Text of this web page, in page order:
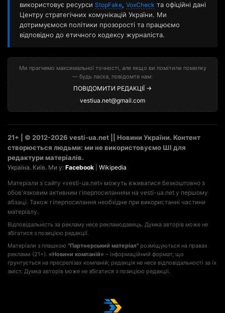
використовує ресурси StopFake, VoxCheck та офіційні дані
Центру стратегічних комунікацій України. Ми
дотримуємося політики прозорості та працюємо
відповідно до етичного кодексу журналіста.
Ми прагнемо максимальної точності, але якщо ви помітили помилку
— будь ласка, повідомте нам:
ПОВІДОМИТИ РЕДАКЦІЇ →
vestiua.net@gmail.com
21+ | © 2012-2026 vesti-ua.net || Новини України. Контент
створюється людьми: ми не використовуємо ШІ для
редактури матеріалів.
Україна. Київ. Ми у: Facebook Wikipedia
Матеріали з сайту «vesti-ua.net» можуть вживатися безкоштовно з
обов'язковим активним гіперпосиланням на vesti-ua.net у першому
абзаці. Також гіперпосилання необхідне при використанні частини
матеріалу.
Відповідальність за рекламу несе рекламодавець. Думка авторів може не
збігатися з позицією редакції.
Матеріали з плашкою "Партнерський матеріал" розміщуються на правах
реклами (21+). «Новини компаній» – інформаційний формат, що
ґрунтується на пресрелізах компаній; редакція не несе відповідальності за їх
зміст. Думка авторів може не збігатися з позицією редакції.